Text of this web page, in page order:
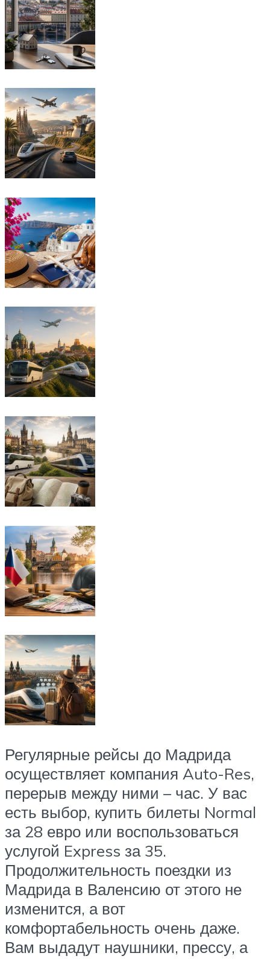
Регулярные рейсы до Мадрида
осуществляет компания Auto-Res,
перерыв между ними – час. У вас
есть выбор, купить билеты Normal
за 28 евро или воспользоваться
услугой Express за 35.
Продолжительность поездки из
Мадрида в Валенсию от этого не
изменится, а вот
комфортабельность очень даже.
Вам выдадут наушники, прессу, а